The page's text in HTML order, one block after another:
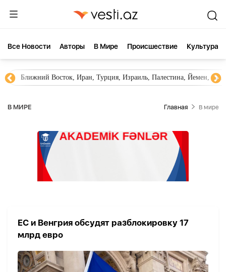
Все Новости Aвторы В Мире Происшествие Культура
Ближний Восток, Иран, Турция, Израиль, Палестина, Йемен,
В МИРЕ Главная В мире
ЕС и Венгрия обсудят разблокировку 17
млрд евро